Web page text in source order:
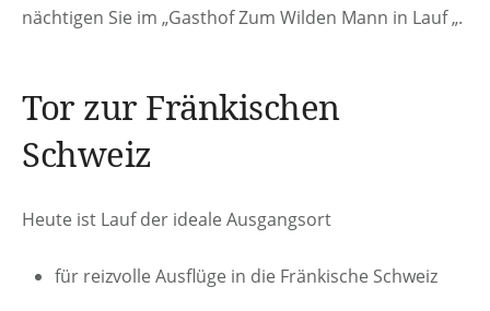
nächtigen Sie im „Gasthof Zum Wilden Mann in Lauf „.
Tor zur Fränkischen
Schweiz
Heute ist Lauf der ideale Ausgangsort
für reizvolle Ausflüge in die Fränkische Schweiz